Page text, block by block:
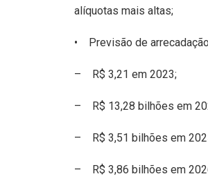
alíquotas mais altas;
• Previsão de
– R$ 3,21 em 2023;
– R$ 13,28 bilhões em
– R$ 3,51 bilhões em
– R$ 3,86 bilhões em